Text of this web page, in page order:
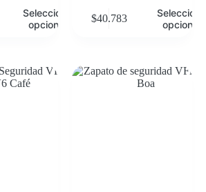
Seleccionar
opciones
$40.783
opciones